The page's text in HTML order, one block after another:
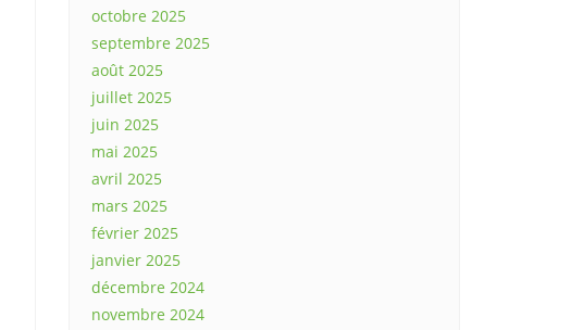
octobre 2025
septembre 2025
août 2025
juillet 2025
juin 2025
mai 2025
avril 2025
mars 2025
février 2025
janvier 2025
décembre 2024
novembre 2024